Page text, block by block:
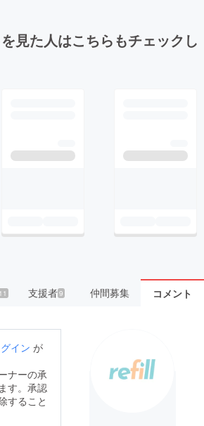
見た人はこちらもチェックし
11 支援者9 仲間募集 コメント
イン が
ナーの承
す。承認
すること